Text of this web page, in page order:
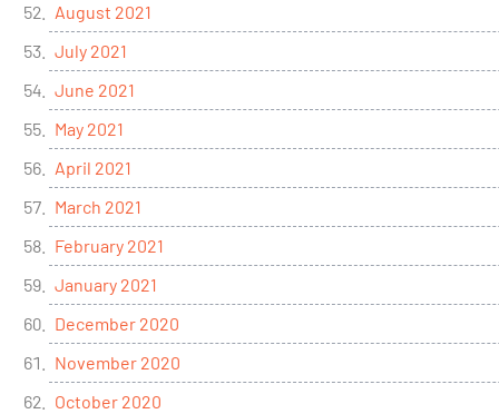
August 2021
July 2021
June 2021
May 2021
April 2021
March 2021
February 2021
January 2021
December 2020
November 2020
October 2020